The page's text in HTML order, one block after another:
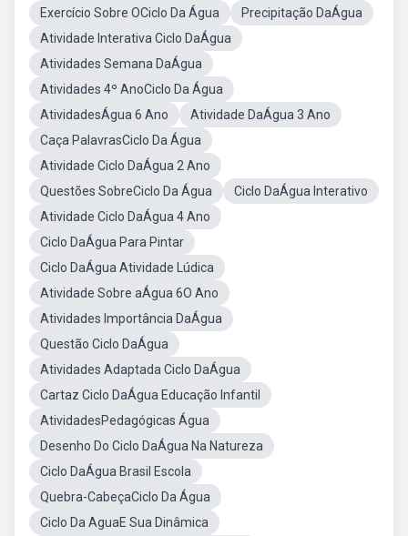
Exercício Sobre OCiclo Da Água
Precipitação DaÁgua
Atividade Interativa Ciclo DaÁgua
Atividades Semana DaÁgua
Atividades 4º AnoCiclo Da Água
AtividadesÁgua 6 Ano
Atividade DaÁgua 3 Ano
Caça PalavrasCiclo Da Água
Atividade Ciclo DaÁgua 2 Ano
Questões SobreCiclo Da Água
Ciclo DaÁgua Interativo
Atividade Ciclo DaÁgua 4 Ano
Ciclo DaÁgua Para Pintar
Ciclo DaÁgua Atividade Lúdica
Atividade Sobre aÁgua 6O Ano
Atividades Importância DaÁgua
Questão Ciclo DaÁgua
Atividades Adaptada Ciclo DaÁgua
Cartaz Ciclo DaÁgua Educação Infantil
AtividadesPedagógicas Água
Desenho Do Ciclo DaÁgua Na Natureza
Ciclo DaÁgua Brasil Escola
Quebra-CabeçaCiclo Da Água
Ciclo Da AguaE Sua Dinâmica